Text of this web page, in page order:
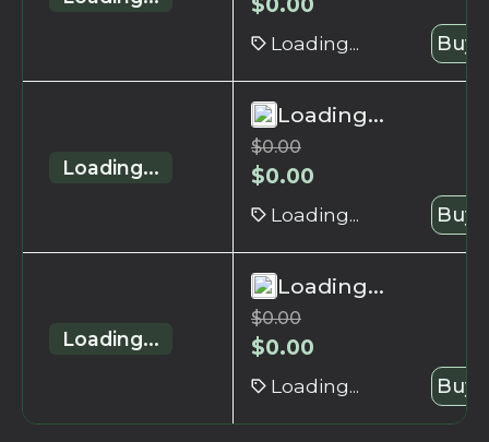
Loading... Buy
Loading...
Loading...
$0.00
$0.00
Loading... Buy
Loading...
Loading...
$0.00
$0.00
Loading... Buy